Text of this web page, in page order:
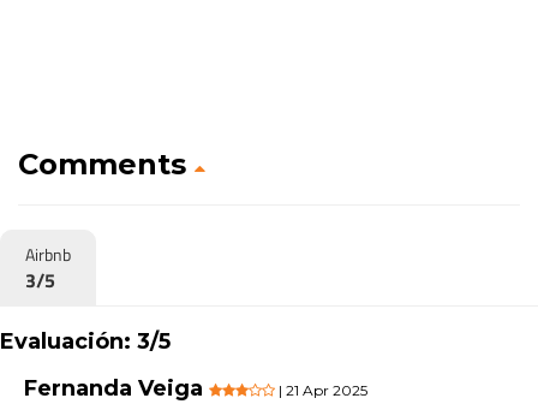
Comments
Airbnb
3/5
Evaluación: 3/5
Fernanda Veiga
| 21 Apr 2025